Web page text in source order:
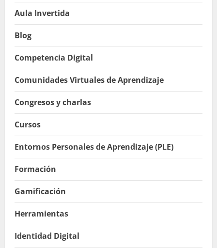
Aula Invertida
Blog
Competencia Digital
Comunidades Virtuales de Aprendizaje
Congresos y charlas
Cursos
Entornos Personales de Aprendizaje (PLE)
Formación
Gamificación
Herramientas
Identidad Digital